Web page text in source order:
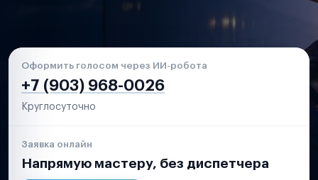
Оформить голосом через ИИ-робота
+7 (903) 968-0026
Круглосуточно
Заявка онлайн
Напрямую мастеру, без диспетчера